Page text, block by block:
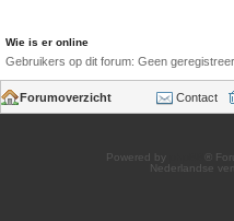
Wie is er online
Gebruikers op dit forum: Geen
Forumoverzicht Contact
Powered by
®
Nederlandse